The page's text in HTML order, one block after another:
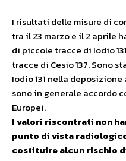
I risultati delle misure di
tra il 23 marzo e il 2 aprile
di piccole tracce di Iodio
tracce di Cesio 137. Sono
Iodio 131 nella
sono in generale accordo
Europei.
I valori riscontrati non
punto di vista
costituire alcun rischio